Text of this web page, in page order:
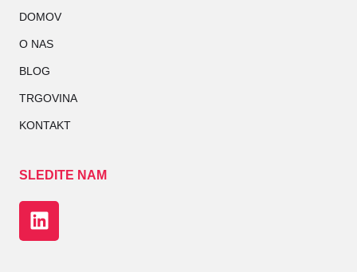
DOMOV
O NAS
BLOG
TRGOVINA
KONTAKT
SLEDITE NAM